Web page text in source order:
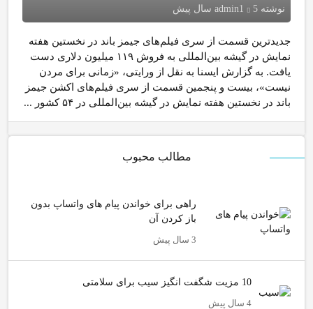
نوشته admin1 5 سال پیش
جدیدترین قسمت از سری فیلم‌های جیمز باند در نخستین هفته
نمایش در گیشه بین‌المللی به فروش ۱۱۹ میلیون دلاری دست
یافت. به گزارش ایسنا به نقل از ورایتی، «زمانی برای مردن
نیست»، بیست و پنجمین قسمت از سری فیلم‌های اکشن جیمز
باند در نخستین هفته نمایش در گیشه بین‌المللی در ۵۴ کشور ...
مطالب محبوب
راهی برای خواندن پیام های واتساپ بدون
باز کردن آن
3 سال پیش
10 مزیت شگفت انگیز سیب برای سلامتی
4 سال پیش